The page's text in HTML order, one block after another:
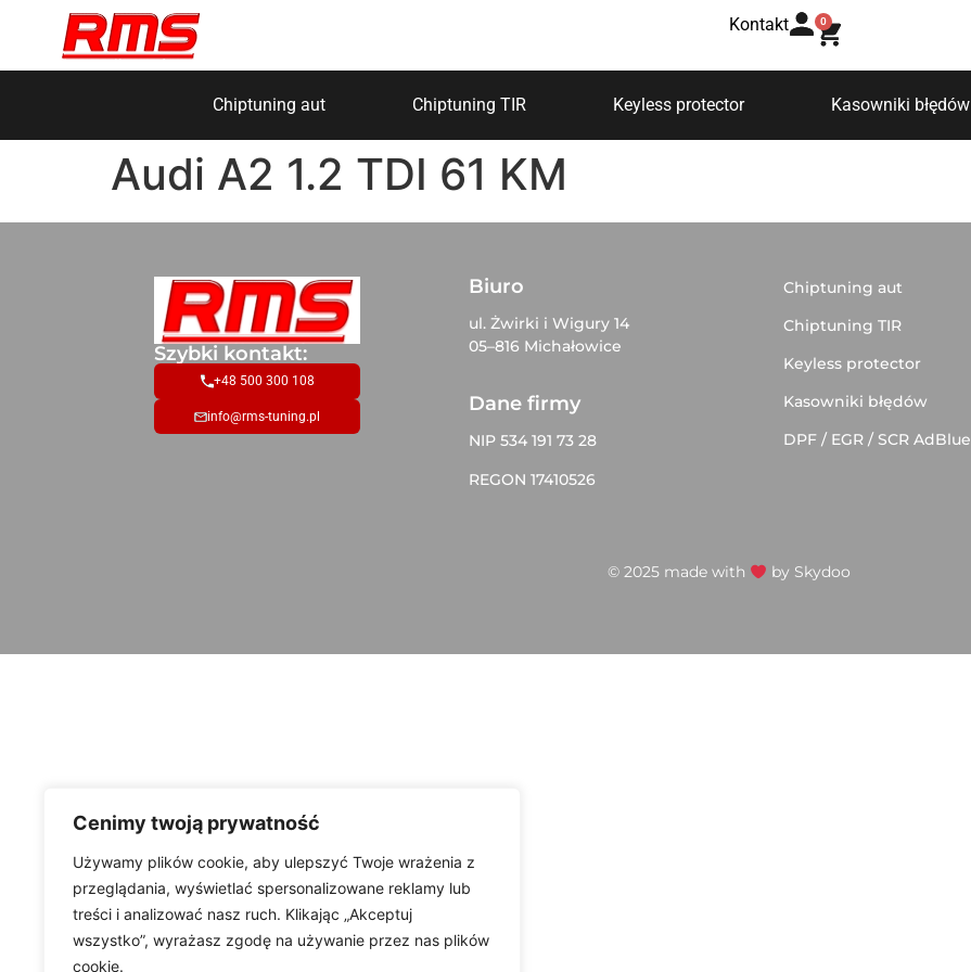
Cenimy twoją prywatność
Używamy plików cookie, aby ulepszyć Twoje wrażenia z
przeglądania, wyświetlać spersonalizowane reklamy lub
treści i analizować nasz ruch. Klikając „Akceptuj
wszystko”, wyrażasz zgodę na używanie przez nas plików
cookie.
Kontakt 0
Chiptuning aut Chiptuning TIR Keyless protector Kasowniki błędów
Audi A2 1.2 TDI 61 KM
Szybki kontakt:
+48 500 300 108
info@rms-tuning.pl
Biuro
ul. Żwirki i Wigury 14
05–816 Michałowice
Dane firmy
NIP 534 191 73 28
REGON 17410526
Chiptuning aut
Chiptuning TIR
Keyless protector
Kasowniki błędów
DPF / EGR / SCR AdBlue
© 2025 made with by Skydoo